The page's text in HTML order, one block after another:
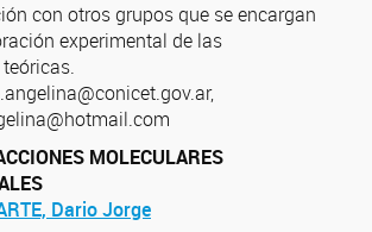
con otros grupos que se encargan
experimental de las
MOLECULARES
Dario Jorge